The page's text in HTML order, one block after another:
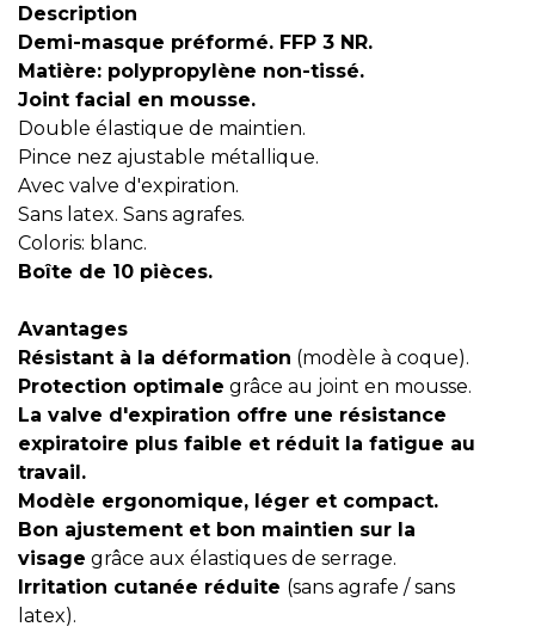
Description
Demi-masque préformé. FFP 3 NR.
Matière: polypropylène non-tissé.
Joint facial en mousse.
Double élastique de maintien.
Pince nez ajustable métallique.
Avec valve d'expiration.
Sans latex. Sans agrafes.
Coloris: blanc.
Boîte de 10 pièces.
Avantages
Résistant à la déformation (modèle à coque).
Protection optimale grâce au joint en mousse.
La valve d'expiration offre une résistance
expiratoire plus faible et réduit la fatigue au
travail.
Modèle ergonomique, léger et compact.
Bon ajustement et bon maintien sur la
visage grâce aux élastiques de serrage.
Irritation cutanée réduite (sans agrafe / sans
latex).